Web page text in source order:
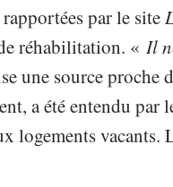
par le site
réhabilitation. « Il
une source proche
a été entendu par
logements vacants.